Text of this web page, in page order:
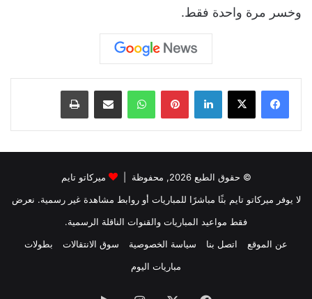
وخسر مرة واحدة فقط.
لينكدإن بينتيريست واتساب
© حقوق الطبع 2026, محفوظة |
ميركاتو تايم
لا يوفر ميركاتو تايم بثًا مباشرًا للمباريات أو روابط مشاهدة غير رسمية. نعرض
فقط مواعيد المباريات والقنوات الناقلة الرسمية.
عن الموقع
اتصل بنا سياسة الخصوصية سوق الانتقالات
بطولات
مباريات اليوم